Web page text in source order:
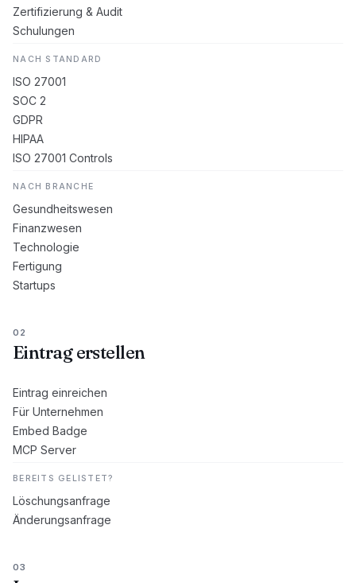
Zertifizierung & Audit
Schulungen
NACH STANDARD
ISO 27001
SOC 2
GDPR
HIPAA
ISO 27001 Controls
NACH BRANCHE
Gesundheitswesen
Finanzwesen
Technologie
Fertigung
Startups
02
Eintrag erstellen
Eintrag einreichen
Für Unternehmen
Embed Badge
MCP Server
BEREITS GELISTET?
Löschungsanfrage
Änderungsanfrage
03